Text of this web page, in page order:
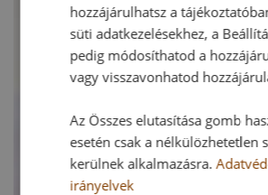
hozzájárulhatsz a
süti adatkezelésekhez, a
pedig módosíthatod a
vagy visszavonhatod
Az Összes elutasítása gomb
esetén csak a nélkülözhetetlen
kerülnek alkalmazásra.
irányelvek